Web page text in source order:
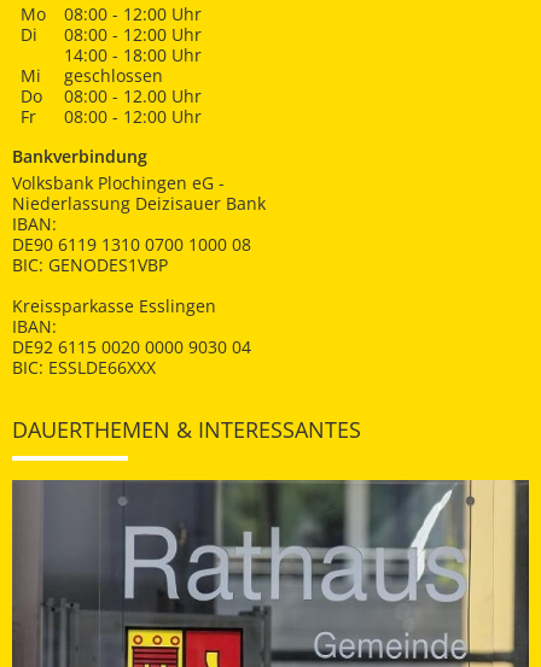
Mo
08:00 - 12:00 Uhr
Di
08:00 - 12:00 Uhr
14:00 - 18:00 Uhr
Mi
geschlossen
Do
08:00 - 12.00 Uhr
Fr
08:00 - 12:00 Uhr
Bankverbindung
Volksbank Plochingen eG -
Niederlassung Deizisauer Bank
IBAN:
DE90 6119 1310 0700 1000 08
BIC: GENODES1VBP
Kreissparkasse Esslingen
IBAN:
DE92 6115 0020 0000 9030 04
BIC: ESSLDE66XXX
DAUERTHEMEN & INTERESSANTES